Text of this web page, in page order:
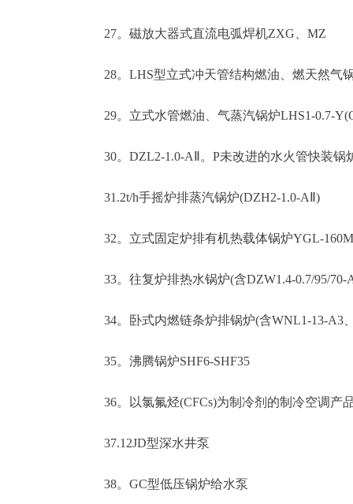
27。磁放大器式直流电弧焊机ZXG、MZ
28。LHS型立式冲天管结构燃油、燃天然气
29。立式水管燃油、气蒸汽锅炉LHS1-0.7-
30。DZL2-1.0-AⅡ。P未改进的水火管快装锅
31.2t/h手摇炉排蒸汽锅炉(DZH2-1.0-AⅡ)
32。立式固定炉排有机热载体锅炉YGL-
33。往复炉排热水锅炉(含DZW1.4-0.7/95/70-
34。卧式内燃链条炉排锅炉(含WNL1-13-A3
35。沸腾锅炉SHF6-SHF35
36。以氯氟烃(CFCs)为制冷剂的制冷空调产
37.12JD型深水井泵
38。GC型低压锅炉给水泵